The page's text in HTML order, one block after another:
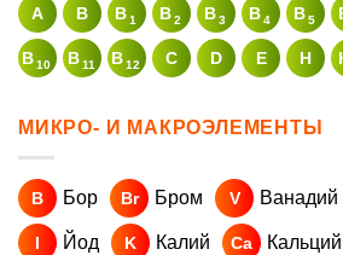
A В B1 B2 B3 B4 B5
B10 B 11 B12 C D E H
МИКРО- И МАКРОЭЛЕМЕНТЫ
B Бор Br Бром V Ванадий
I Йод K Калий Ca Кальций